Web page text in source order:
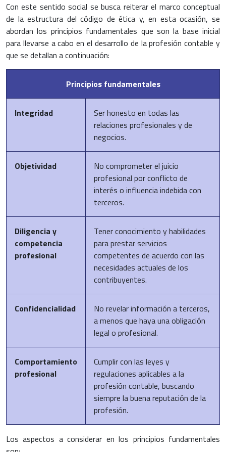
Con este sentido social se busca reiterar el marco conceptual
de la estructura del código de ética y, en esta ocasión, se
abordan los principios fundamentales que son la base inicial
para llevarse a cabo en el desarrollo de la profesión contable y
que se detallan a continuación:
Principios fundamentales
Integridad
Ser honesto en todas las
relaciones profesionales y de
negocios.
Objetividad
No comprometer el juicio
profesional por conflicto de
interés o influencia indebida con
terceros.
Diligencia y
competencia
profesional
Tener conocimiento y habilidades
para prestar servicios
competentes de acuerdo con las
necesidades actuales de los
contribuyentes.
Confidencialidad
No revelar información a terceros,
a menos que haya una obligación
legal o profesional.
Comportamiento
profesional
Cumplir con las leyes y
regulaciones aplicables a la
profesión contable, buscando
siempre la buena reputación de la
profesión.
Los aspectos a considerar en los principios fundamentales